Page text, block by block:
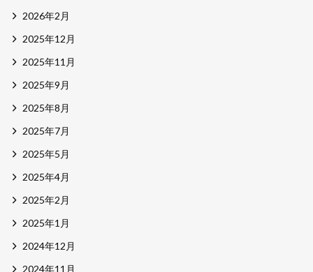
2026年2月
2025年12月
2025年11月
2025年9月
2025年8月
2025年7月
2025年5月
2025年4月
2025年2月
2025年1月
2024年12月
2024年11月